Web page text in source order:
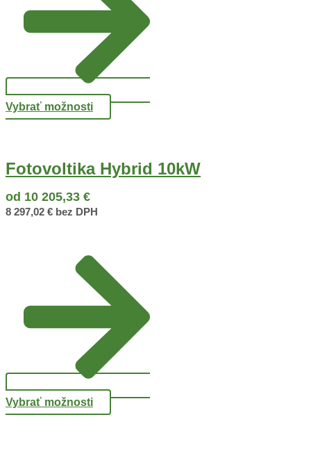
Vybrať možnosti
Fotovoltika Hybrid 10kW
od 10 205,33 €
8 297,02 € bez DPH
Vybrať možnosti